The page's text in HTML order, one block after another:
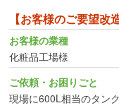
【お客様のご要望改
お客様の業種
化粧品工場様
ご依頼・お困りごと
現場に600L相当のタン